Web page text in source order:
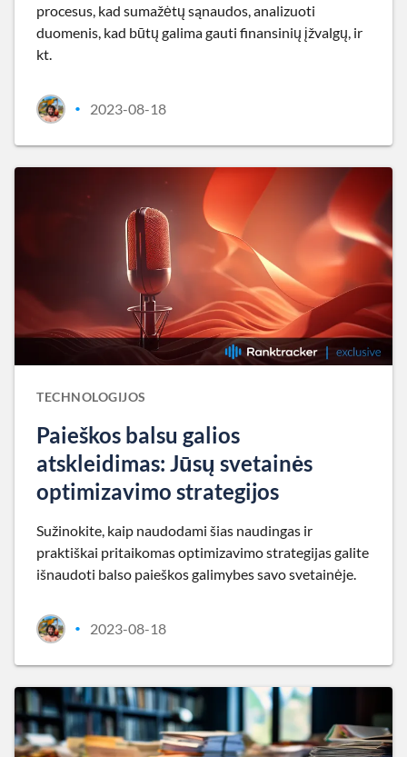
procesus, kad sumažėtų sąnaudos, analizuoti
duomenis, kad būtų galima gauti finansinių įžvalgų, ir
kt.
• 2023-08-18
TECHNOLOGIJOS
Paieškos balsu galios
atskleidimas: Jūsų svetainės
optimizavimo strategijos
Sužinokite, kaip naudodami šias naudingas ir
praktiškai pritaikomas optimizavimo strategijas galite
išnaudoti balso paieškos galimybes savo svetainėje.
• 2023-08-18